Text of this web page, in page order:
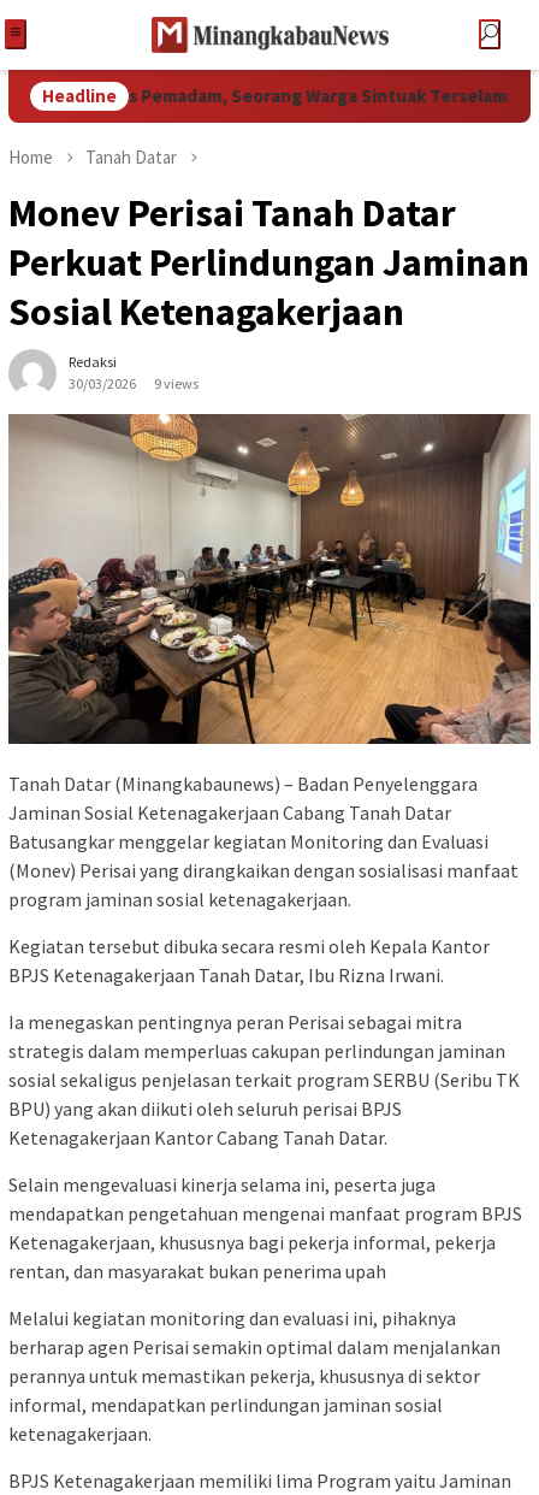
Headline
Petugas Pemadam, Seorang Warga Sintuak Terselamatkan
Home Tanah Datar
Monev Perisai Tanah Datar
Perkuat Perlindungan Jaminan
Sosial Ketenagakerjaan
Redaksi
30/03/2026
9 views
Tanah Datar (Minangkabaunews) – Badan Penyelenggara
Jaminan Sosial Ketenagakerjaan Cabang Tanah Datar
Batusangkar menggelar kegiatan Monitoring dan Evaluasi
(Monev) Perisai yang dirangkaikan dengan sosialisasi manfaat
program jaminan sosial ketenagakerjaan.
Kegiatan tersebut dibuka secara resmi oleh Kepala Kantor
BPJS Ketenagakerjaan Tanah Datar, Ibu Rizna Irwani.
Ia menegaskan pentingnya peran Perisai sebagai mitra
strategis dalam memperluas cakupan perlindungan jaminan
sosial sekaligus penjelasan terkait program SERBU (Seribu TK
BPU) yang akan diikuti oleh seluruh perisai BPJS
Ketenagakerjaan Kantor Cabang Tanah Datar.
Selain mengevaluasi kinerja selama ini, peserta juga
mendapatkan pengetahuan mengenai manfaat program BPJS
Ketenagakerjaan, khususnya bagi pekerja informal, pekerja
rentan, dan masyarakat bukan penerima upah
Melalui kegiatan monitoring dan evaluasi ini, pihaknya
berharap agen Perisai semakin optimal dalam menjalankan
perannya untuk memastikan pekerja, khususnya di sektor
informal, mendapatkan perlindungan jaminan sosial
ketenagakerjaan.
BPJS Ketenagakerjaan memiliki lima Program yaitu Jaminan